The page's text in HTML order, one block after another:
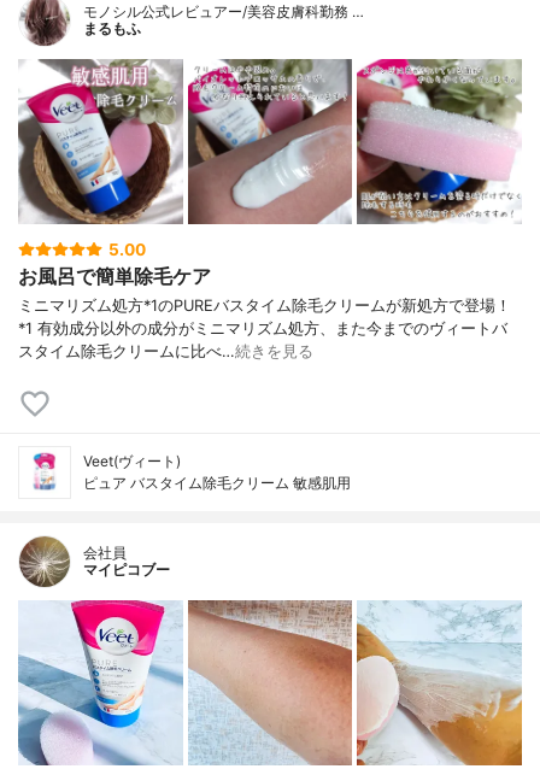
モノシル公式レビュアー/美容皮膚科勤務 …
まるもふ
5.00
お風呂で簡単除毛ケア
ミニマリズム処方*1のPUREバスタイム除毛クリームが新処方で登場！
*1 有効成分以外の成分がミニマリズム処方、また今までのヴィートバ
スタイム除毛クリームに比べ…続きを見る
Veet(ヴィート)
ピュア バスタイム除毛クリーム 敏感肌用
会社員
マイピコブー